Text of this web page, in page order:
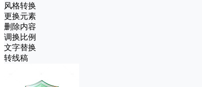
风格转换
更换元素
删除内容
调换比例
文字替换
转线稿